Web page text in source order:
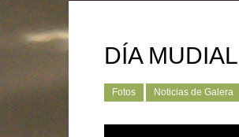
DÍA
Fotos Noticias de Galera